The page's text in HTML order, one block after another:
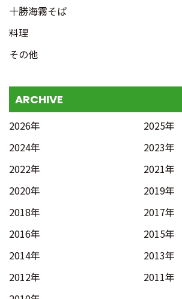
十勝海霧そば
料理
その他
ARCHIVE
2026年
2025年
2024年
2023年
2022年
2021年
2020年
2019年
2018年
2017年
2016年
2015年
2014年
2013年
2012年
2011年